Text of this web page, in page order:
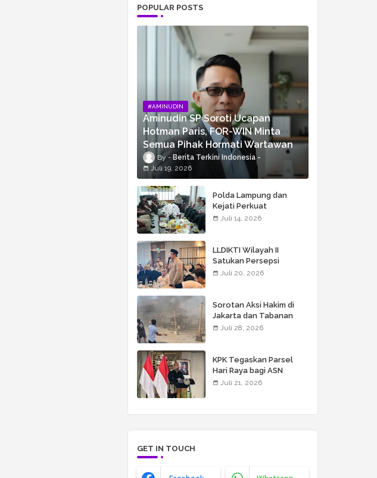
POPULAR POSTS
#AMINUDIN
Aminudin SP Soroti Ucapan
Hotman Paris, FOR-WIN Minta
Semua Pihak Hormati Wartawan
Berita Terkini Indonesia
Juli 19, 2026
Polda Lampung dan
Kejati Perkuat
Koordinasi untuk
Juli 14, 2026
LLDIKTI Wilayah II
Satukan Persepsi
Seleksi KIP Kuliah 2026,
Bantuan
Juli 20, 2026
Sorotan Aksi Hakim di
Jakarta dan Tabanan
Bali, Mengapa Tidak Bisa
Juli 28, 2026
KPK Tegaskan Parsel
Hari Raya bagi ASN
Masuk Kategori
Juli 21, 2026
GET IN TOUCH